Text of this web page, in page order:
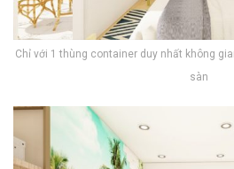
Chỉ với 1 thùng container duy nhất không
sàn